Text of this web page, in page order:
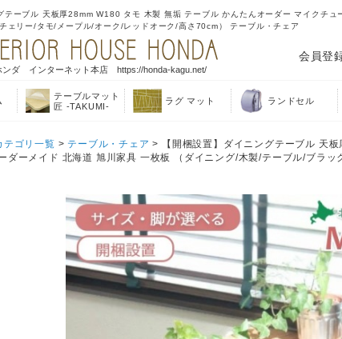
テーブル 天板厚28mm W180 タモ 木製 無垢 テーブル かんたんオーダー マイクチ
ェリー/タモ/メープル/オーク/レッドオーク/高さ70cm） テーブル・チェア
ンダ インターネット本店 https://honda-kagu.net/
会員登
テーブルマット
匠 -TAKUMI-
ラグ マット ランドセル
テゴリ一覧 > テーブル・チェア > 【開梱設置】ダイニングテーブル 天
ダーメイド 北海道 旭川家具 一枚板 （ダイニング/木製/テーブル/ブラ